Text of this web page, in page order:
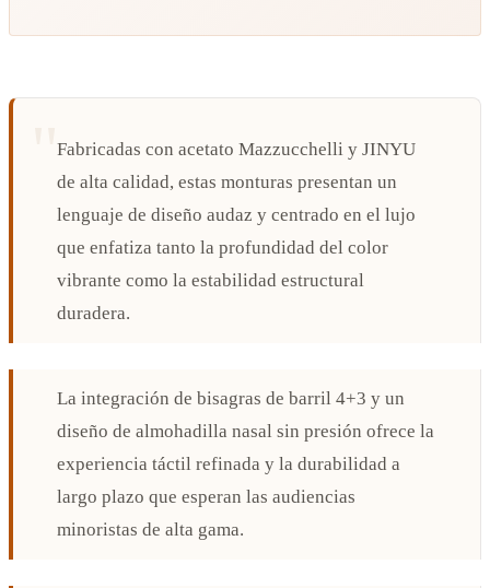
Fabricadas con acetato Mazzucchelli y JINYU
de alta calidad, estas monturas presentan un
lenguaje de diseño audaz y centrado en el lujo
que enfatiza tanto la profundidad del color
vibrante como la estabilidad estructural
duradera.
La integración de bisagras de barril 4+3 y un
diseño de almohadilla nasal sin presión ofrece la
experiencia táctil refinada y la durabilidad a
largo plazo que esperan las audiencias
minoristas de alta gama.